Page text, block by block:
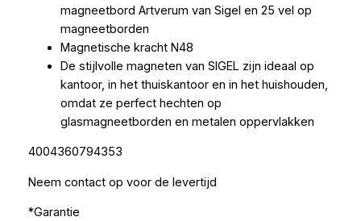
magneetbord Artverum van Sigel en 25 vel op
magneetborden
Magnetische kracht N48
De stijlvolle magneten van SIGEL zijn ideaal op
kantoor, in het thuiskantoor en in het huishouden,
omdat ze perfect hechten op
glasmagneetborden en metalen oppervlakken
4004360794353
Neem contact op voor de levertijd
*Garantie